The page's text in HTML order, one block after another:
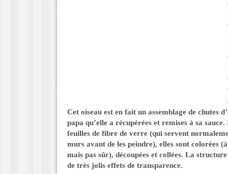
Cet oiseau est en fait un assemblage de chutes
papa qu’elle a récupérées et remises à sa
feuilles de fibre de verre (qui servent
murs avant de les peindre), elles sont colorées
mais pas sûr), découpées et collées. La
de très jolis effets de transparence.